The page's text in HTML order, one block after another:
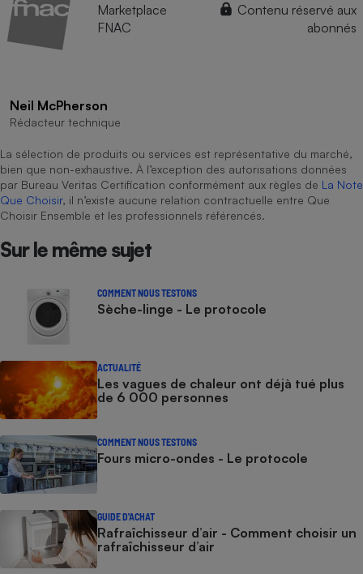
Marketplace
FNAC
Contenu réservé aux
abonnés
Neil McPherson
Rédacteur technique
La sélection de produits ou services est représentative du marché,
bien que non-exhaustive. À l’exception des autorisations données
par Bureau Veritas Certification conformément aux règles de La Note
Que Choisir, il n’existe aucune relation contractuelle entre Que
Choisir Ensemble et les professionnels référencés.
Sur le même sujet
COMMENT NOUS TESTONS
Sèche-linge - Le protocole
ACTUALITÉ
Les vagues de chaleur ont déjà tué plus
de 6 000 personnes
COMMENT NOUS TESTONS
Fours micro-ondes - Le protocole
GUIDE D'ACHAT
Rafraîchisseur d’air - Comment choisir un
rafraîchisseur d’air